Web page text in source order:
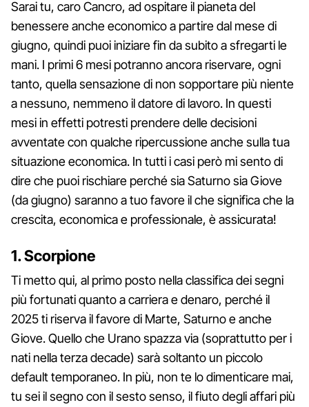
Sarai tu, caro Cancro, ad ospitare il pianeta del
benessere anche economico a partire dal mese di
giugno, quindi puoi iniziare fin da subito a sfregarti le
mani. I primi 6 mesi potranno ancora riservare, ogni
tanto, quella sensazione di non sopportare più niente
a nessuno, nemmeno il datore di lavoro. In questi
mesi in effetti potresti prendere delle decisioni
avventate con qualche ripercussione anche sulla tua
situazione economica. In tutti i casi però mi sento di
dire che puoi rischiare perché sia Saturno sia Giove
(da giugno) saranno a tuo favore il che significa che la
crescita, economica e professionale, è assicurata!
1. Scorpione
Ti metto qui, al primo posto nella classifica dei segni
più fortunati quanto a carriera e denaro, perché il
2025 ti riserva il favore di Marte, Saturno e anche
Giove. Quello che Urano spazza via (soprattutto per i
nati nella terza decade) sarà soltanto un piccolo
default temporaneo. In più, non te lo dimenticare mai,
tu sei il segno con il sesto senso, il fiuto degli affari più